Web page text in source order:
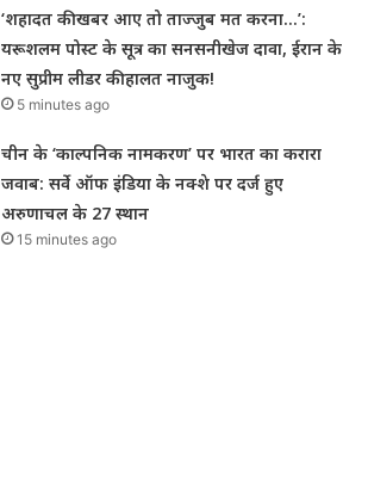
‘शहादत की खबर आए तो ताज्जुब मत करना…’:
यरूशलम पोस्ट के सूत्र का सनसनीखेज दावा, ईरान के
नए सुप्रीम लीडर की हालत नाजुक!
5 minutes ago
चीन के ‘काल्पनिक नामकरण’ पर भारत का करारा
जवाब: सर्वे ऑफ इंडिया के नक्शे पर दर्ज हुए
अरुणाचल के 27 स्थान
15 minutes ago